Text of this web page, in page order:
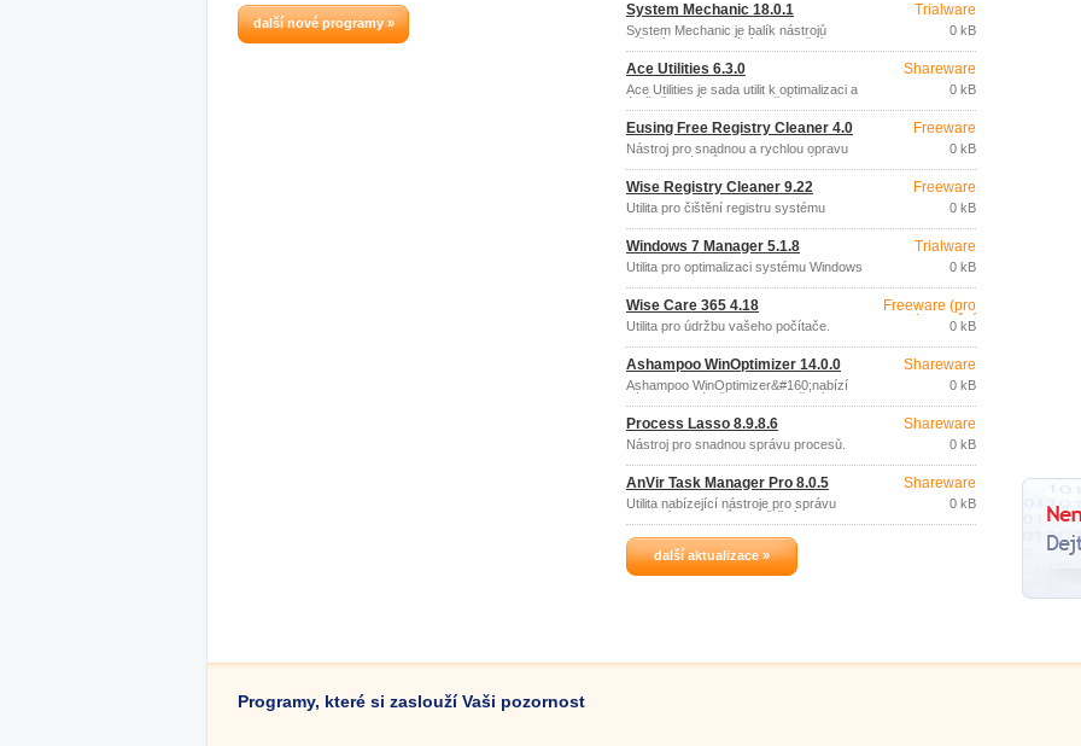
další nové programy »
bezpečnosti PC.
System Mechanic 18.0.1
System Mechanic je balík nástrojů
určených k vyhledání, odstranění a
prevenci problémů s PC.
Trialware
0 kB
Ace Utilities 6.3.0
Ace Utilities je sada utilit k optimalizaci a
údržbě systému: odstranění
nepotřebných a duplicitních souborů,
vyčistění registru, správa aplikací
spouštěných při startu, správce cookies,
vymazání historie apod.
Shareware
0 kB
Eusing Free Registry Cleaner 4.0
Nástroj pro snadnou a rychlou opravu
chybných údajů v registru systému
Windows.
Freeware
0 kB
Wise Registry Cleaner 9.22
Utilita pro čištění registru systému
Freeware
0 kB
Windows 7 Manager 5.1.8
Utilita pro optimalizaci systému Windows
Trialware
0 kB
Wise Care 365 4.18
Utilita pro údržbu vašeho počítače.
Freeware (pro
nekomerční
účely)
0 kB
Ashampoo WinOptimizer 14.0.0
Ashampoo WinOptimizer&#160;nabízí
nástroje pro údržbu, zabezpečení a
optimalizaci výkonu vašeho systému
Windows.
Shareware
0 kB
Process Lasso 8.9.8.6
Nástroj pro snadnou správu procesů.
Shareware
0 kB
AnVir Task Manager Pro 8.0.5
Utilita nabízející nástroje pro správu
aplikací a procesů spouštěných
automaticky při startu Windows.
Shareware
0 kB
další aktualizace »
Programy, které si zaslouží Vaši pozornost